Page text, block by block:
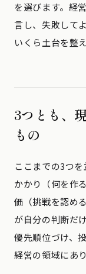
を選びます。経
言し、失敗して
いくら土台を整
3つとも、
もの
ここまでの3つ
かかり（何を作
価（挑戦を認め
が自分の判断だ
優先順位づけ、
経営の領域にあり